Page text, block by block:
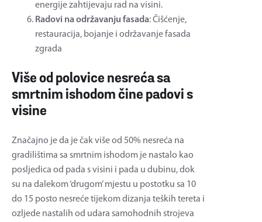
energije zahtijevaju rad na visini.
Radovi na održavanju fasada: Čišćenje,
restauracija, bojanje i održavanje fasada
zgrada
Više od polovice nesreća sa
smrtnim ishodom čine padovi s
visine
Značajno je da je čak više od 50% nesreća na
gradilištima sa smrtnim ishodom je nastalo kao
posljedica od pada s visini i pada u dubinu, dok
su na dalekom ‘drugom’ mjestu u postotku sa 10
do 15 posto nesreće tijekom dizanja teških tereta i
ozljede nastalih od udara samohodnih strojeva